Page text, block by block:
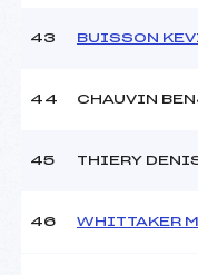
43 BUISSON
44 CHAUVIN
45 THIERY
46 WHITTAKER